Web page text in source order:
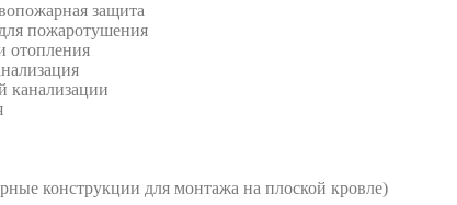
защита
пожаротушения
отопления
канализации
конструкции для монтажа на плоской кровле)